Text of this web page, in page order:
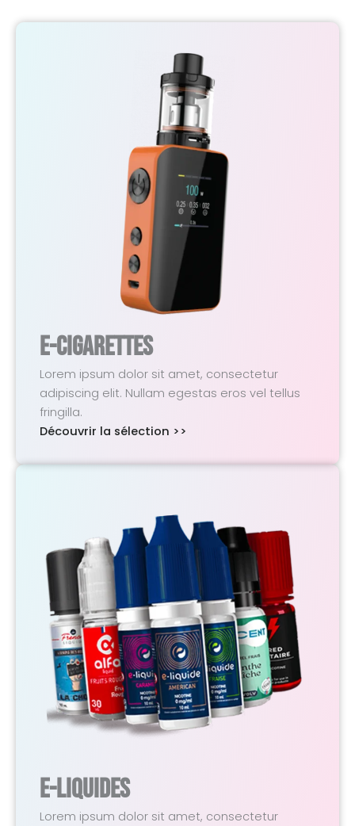
E-Cigarettes
Lorem ipsum dolor sit amet, consectetur
adipiscing elit. Nullam egestas eros vel tellus
fringilla.
Découvrir la sélection >>
E-Liquides
Lorem ipsum dolor sit amet, consectetur